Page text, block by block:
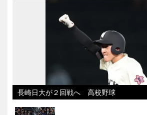
長崎日大が２回戦へ 高校野球